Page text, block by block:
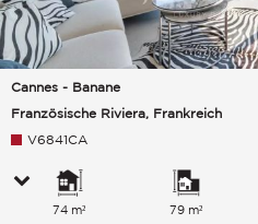
Cannes - Banane
Französische Riviera, Frankreich
V6841CA
74 m² 79 m²